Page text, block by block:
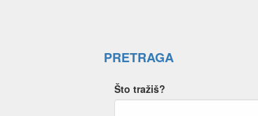
PRETRAGA
Što tražiš?